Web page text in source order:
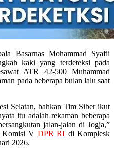
Basarnas Mohammad Syafii
kaki yang terdeteksi pada
ATR 42-500 Muhammad
pada beberapa bulan lalu saat
Selatan, bahkan Tim Siber ikut
itu adalah rekaman beberapa
jalan-jalan di Jogja,”
Komisi V DPR RI di Komplesk
2026.